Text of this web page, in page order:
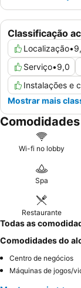
Classificação
Localização•
Serviço•9,0
Instalações e
Mostrar mais
Wi-fi no lobby
Spa
Restaurante
Todas as
Comodidades do
Centro de negócios
Máquinas de jogos/